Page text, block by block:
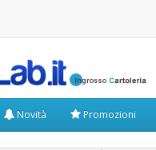
Novità Promozioni